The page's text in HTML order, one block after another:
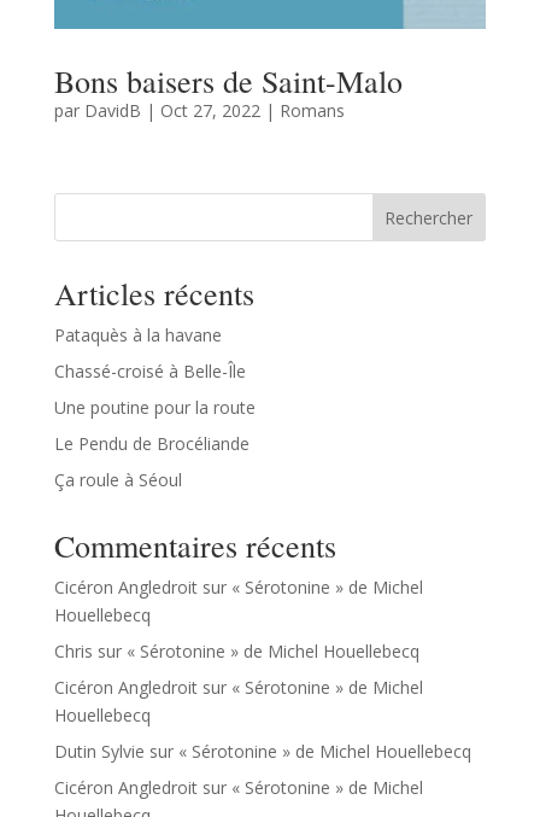
Bons baisers de Saint-Malo
par DavidB | Oct 27, 2022| Romans
Rechercher
Articles récents
Pataquès à la havane
Chassé-croisé à Belle-Île
Une poutine pour la route
Le Pendu de Brocéliande
Ça roule à Séoul
Commentaires récents
Cicéron Angledroitsur « Sérotonine » de Michel
Houellebecq
Chris sur « Sérotonine » de Michel Houellebecq
Cicéron Angledroitsur « Sérotonine » de Michel
Houellebecq
Dutin Sylvie sur « Sérotonine » de Michel Houellebecq
Cicéron Angledroitsur « Sérotonine » de Michel